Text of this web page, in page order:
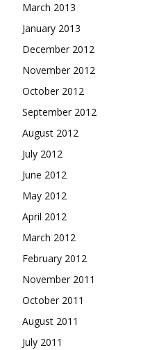
March 2013
January 2013
December 2012
November 2012
October 2012
September 2012
August 2012
July 2012
June 2012
May 2012
April 2012
March 2012
February 2012
November 2011
October 2011
August 2011
July 2011